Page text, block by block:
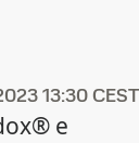
13:30 CEST
e